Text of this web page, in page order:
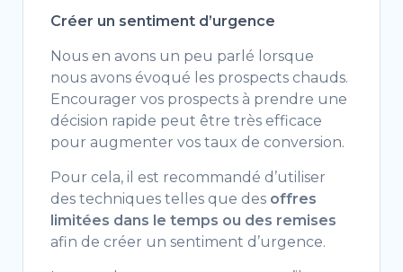
Créer un sentiment d’urgence
Nous en avons un peu parlé lorsque
nous avons évoqué les prospects chauds.
Encourager vos prospects à prendre une
décision rapide peut être très efficace
pour augmenter vos taux de conversion.
Pour cela, il est recommandé d’utiliser
des techniques telles que des offres
limitées dans le temps ou des remises
afin de créer un sentiment d’urgence.